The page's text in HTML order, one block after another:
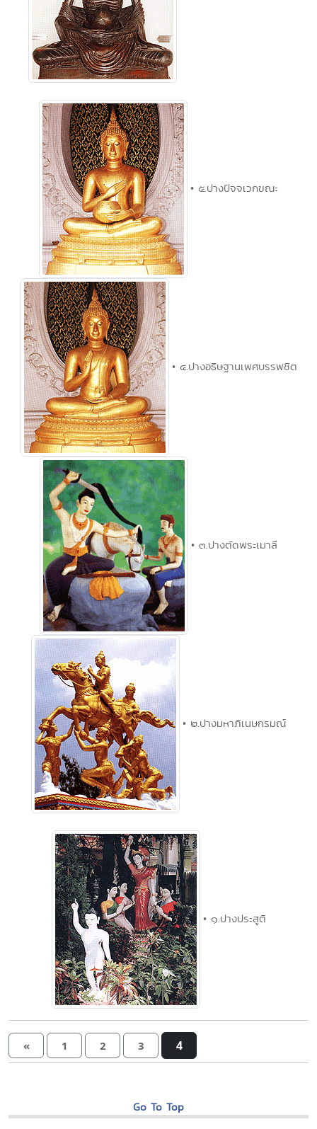
• ๕.ปางปัจจเวกขณะ
• ๔.ปางอธิษฐานเพศบรรพชิต
• ๓.ปางตัดพระเมาลี
• ๒.ปางมหาภิเนษกรมณ์
• ๑.ปางประสูติ
« 1 2 3 4
Go To Top